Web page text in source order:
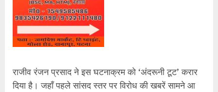
​राजीव रंजन प्रसाद ने इस घटनाक्रम को ‘अंदरूनी टूट’ करार
दिया है। जहाँ पहले सांसद स्तर पर विरोध की खबरें सामने आ